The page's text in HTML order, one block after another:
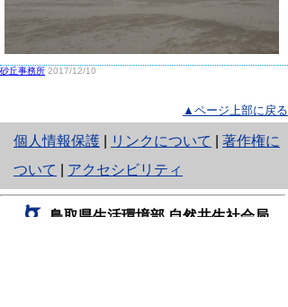
砂丘事務所 2017/12/10
▲ページ上部に戻る
個人情報保護
と
り
ネ
リンクについて
著作権に
ついて
アクセシビリティ
鳥取県生活環境部 自然共生社会局